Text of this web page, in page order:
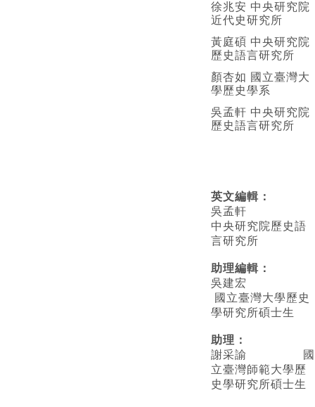
徐兆安 中央研究院
近代史研究所
黃庭碩 中央研究院
歷史語言研究所
顏杏如 國立臺灣大
學歷史學系
吳孟軒 中央研究院
歷史語言研究所
英文編輯 ：
吳孟軒
中央研究院歷史語
言研究所
助理編輯：
吳建宏
國立臺灣大學歷史
學研究所碩士生
助理：
謝采諭
國
立臺灣師範大學歷
史學研究所碩士生